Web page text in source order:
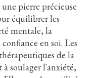
pierre précieuse
équilibrer les
mentale, la
en soi. Les
de la
soulager l'anxiété,